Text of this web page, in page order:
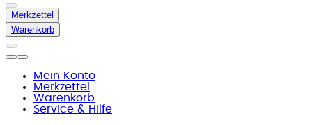
Merkzettel
Warenkorb
Mein Konto
Merkzettel
Warenkorb
Service & Hilfe